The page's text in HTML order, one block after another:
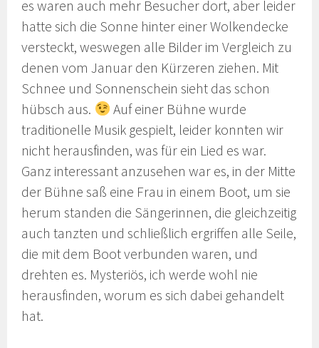
es waren auch mehr Besucher dort, aber leider
hatte sich die Sonne hinter einer Wolkendecke
versteckt, weswegen alle Bilder im Vergleich zu
denen vom Januar den Kürzeren ziehen. Mit
Schnee und Sonnenschein sieht das schon
hübsch aus.
Auf einer Bühne wurde
traditionelle Musik gespielt, leider konnten wir
nicht herausfinden, was für ein Lied es war.
Ganz interessant anzusehen war es, in der Mitte
der Bühne saß eine Frau in einem Boot, um sie
herum standen die Sängerinnen, die gleichzeitig
auch tanzten und schließlich ergriffen alle Seile,
die mit dem Boot verbunden waren, und
drehten es. Mysteriös, ich werde wohl nie
herausfinden, worum es sich dabei gehandelt
hat.